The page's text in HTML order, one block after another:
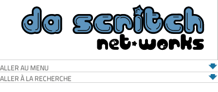
ALLER AU MENU
ALLER À LA RECHERCHE